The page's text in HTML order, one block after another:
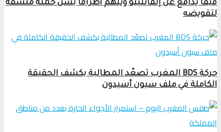
فيفا يدافع عن إنفانتينو ويتهم أطرافاً بشن حملة منسقة
لتقويضه
حركة BDS المغرب تصعّد المطالبة بكشف الحقيقة
الكاملة في ملف سيون أسيدون